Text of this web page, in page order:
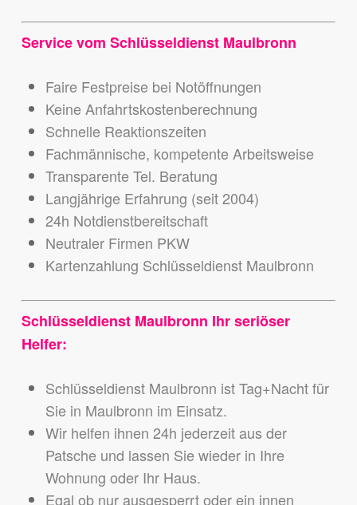
Service vom Schlüsseldienst Maulbronn
Faire Festpreise bei Notöffnungen
Keine Anfahrtskostenberechnung
Schnelle Reaktionszeiten
Fachmännische, kompetente Arbeitsweise
Transparente Tel. Beratung
Langjährige Erfahrung (seit 2004)
24h Notdienstbereitschaft
Neutraler Firmen PKW
Kartenzahlung Schlüsseldienst Maulbronn
Schlüsseldienst Maulbronn Ihr seriöser
Helfer:
Schlüsseldienst Maulbronn ist Tag+Nacht für
Sie in Maulbronn im Einsatz.
Wir helfen ihnen 24h jederzeit aus der
Patsche und lassen Sie wieder in Ihre
Wohnung oder Ihr Haus.
Egal ob nur ausgesperrt oder ein innen